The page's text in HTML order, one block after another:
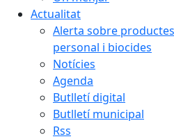
Actualitat
Alerta sobre
personal i biocides
Notícies
Agenda
Butlletí digital
Butlletí municipal
Rss